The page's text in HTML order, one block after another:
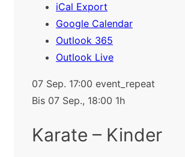
iCal Export
Google Calendar
Outlook 365
Outlook Live
07 Sep. 17:00 event_repeat
Bis 07 Sep., 18:00 1h
Karate – Kinder